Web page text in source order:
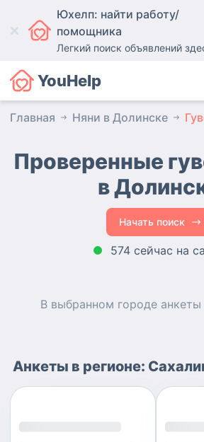
Юхелп: найти работу/
помощника
Легкий поиск объявлений
YouHelp
Главная Няни в Долинске
Проверенные
в
Начать поиск
574 сейчас на
В выбранном городе анкеты
Анкеты в регионе: